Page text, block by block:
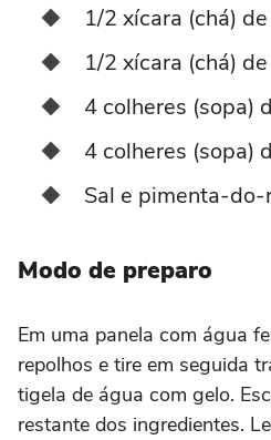
1/2 xícara (chá)
1/2 xícara (chá)
4 colheres (sopa)
4 colheres (sopa)
Sal e pimenta-
Modo de preparo
Em uma panela com água
repolhos e tire em seguida
tigela de água com gelo.
restante dos ingredientes.